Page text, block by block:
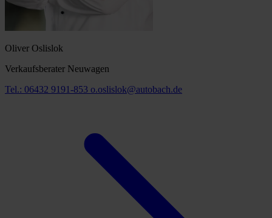
Oliver Oslislok
Verkaufsberater Neuwagen
Tel.: 06432 9191-853 o.oslislok@autobach.de